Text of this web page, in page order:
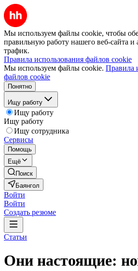
Мы используем файлы cookie, чтобы
правильную работу нашего веб-сайта и
трафик.
Правила использования файлов cookie
Мы используем файлы cookie. Правила
файлов cookie
Понятно
Ищу работу
Ищу работу
Ищу работу
Ищу сотрудника
Сервисы
Помощь
Ещё
Поиск
Баянгол
Войти
Войти
Создать резюме
Статьи
Они настоящие: